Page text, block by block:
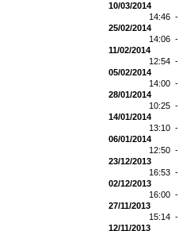
10/03/2014
14:46 -
25/02/2014
14:06 -
11/02/2014
12:54 -
05/02/2014
14:00 -
28/01/2014
10:25 -
14/01/2014
13:10 -
06/01/2014
12:50 -
23/12/2013
16:53 -
02/12/2013
16:00 -
27/11/2013
15:14 -
12/11/2013